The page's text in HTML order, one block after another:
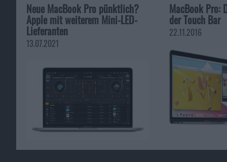
Neue MacBook Pro pünktlich?
Apple mit weiterem Mini-LED-
Lieferanten
13.07.2021
MacBook Pro:
der Touch Bar
22.11.2016